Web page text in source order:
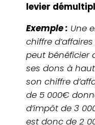
levier
Exemple : Une
chiffre
peut béné­fi­cier
ses dons à
son chiffre
de 5 000€
d’impôt de 3
est donc de 2